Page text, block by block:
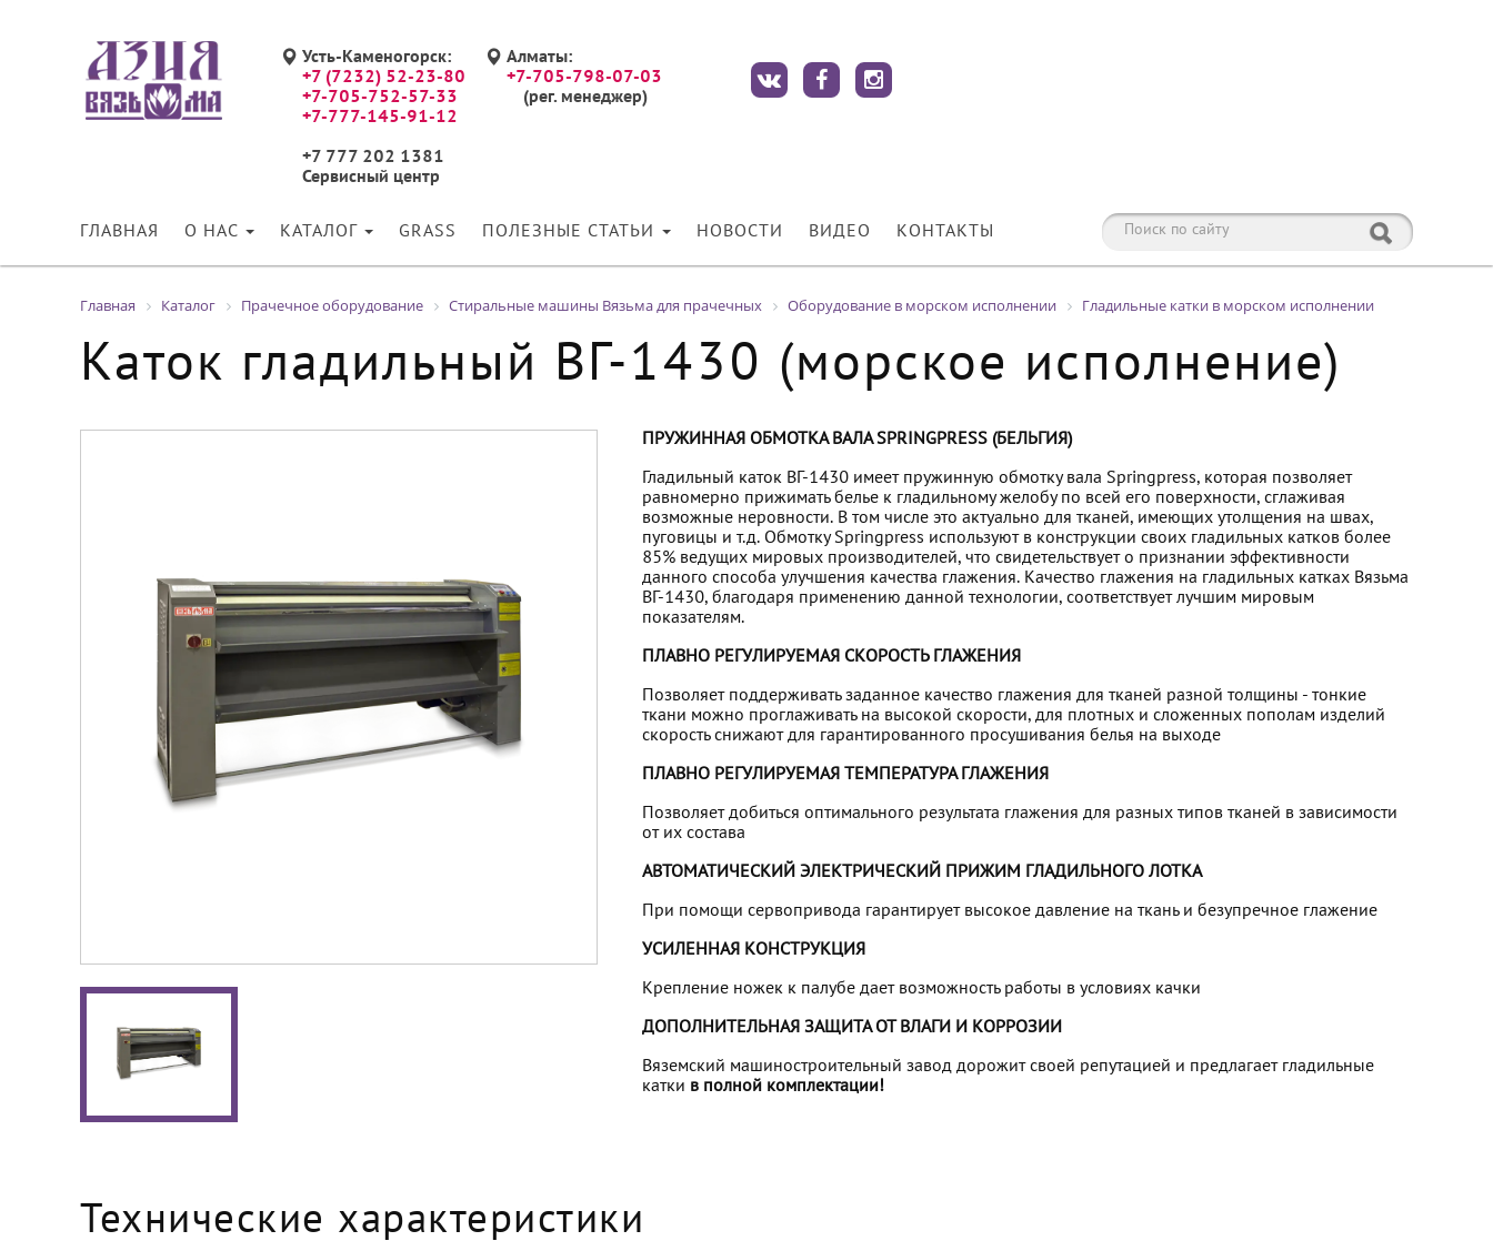
Усть-Каменогорск:
+7 (7232) 52-23-80
+7-705-752-57-33
+7-777-145-91-12
+7 777 202 1381
Сервисный центр
Алматы:
+7-705-798-07-03
(рег. менеджер)
ГЛАВНАЯ О НАС КАТАЛОГ GRASS ПОЛЕЗНЫЕ СТАТЬИ НОВОСТИ ВИДЕО КОНТАКТЫ
Главная Каталог Прачечное оборудование Стиральные машины Вязьма для прачечных Оборудование в морском исполнении Гладильные катки в морском исполнении
Каток гладильный ВГ-1430 (морское исполнение)
ПРУЖИННАЯ ОБМОТКА ВАЛА SPRINGPRESS (БЕЛЬГИЯ)
Гладильный каток ВГ-1430 имеет пружинную обмотку вала Springpress, которая позволяет
равномерно прижимать белье к гладильному желобу по всей его поверхности, сглаживая
возможные неровности. В том числе это актуально для тканей, имеющих утолщения на швах,
пуговицы и т.д. Обмотку Springpress используют в конструкции своих гладильных катков более
85% ведущих мировых производителей, что свидетельствует о признании эффективности
данного способа улучшения качества глажения. Качество глажения на гладильных катках Вязьма
ВГ-1430, благодаря применению данной технологии, соответствует лучшим мировым
показателям.
ПЛАВНО РЕГУЛИРУЕМАЯ СКОРОСТЬ ГЛАЖЕНИЯ
Позволяет поддерживать заданное качество глажения для тканей разной толщины - тонкие
ткани можно проглаживать на высокой скорости, для плотных и сложенных пополам изделий
скорость снижают для гарантированного просушивания белья на выходе
ПЛАВНО РЕГУЛИРУЕМАЯ ТЕМПЕРАТУРА ГЛАЖЕНИЯ
Позволяет добиться оптимального результата глажения для разных типов тканей в зависимости
от их состава
АВТОМАТИЧЕСКИЙ ЭЛЕКТРИЧЕСКИЙ ПРИЖИМ ГЛАДИЛЬНОГО ЛОТКА
При помощи сервопривода гарантирует высокое давление на ткань и безупречное глажение
УСИЛЕННАЯ КОНСТРУКЦИЯ
Крепление ножек к палубе дает возможность работы в условиях качки
ДОПОЛНИТЕЛЬНАЯ ЗАЩИТА ОТ ВЛАГИ И КОРРОЗИИ
Вяземский машиностроительный завод дорожит своей репутацией и предлагает гладильные
катки в полной комплектации!
Технические характеристики